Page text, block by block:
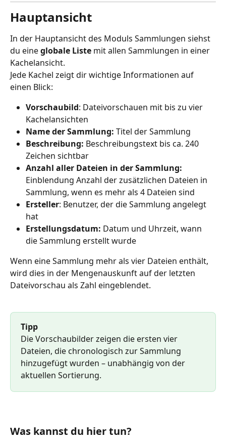
Hauptansicht
In der Hauptansicht des Moduls Sammlungen siehst
du eine globale Liste mit allen Sammlungen in einer
Kachelansicht.
Jede Kachel zeigt dir wichtige Informationen auf
einen Blick:
Vorschaubild: Dateivorschauen mit bis zu vier
Kachelansichten
Name der Sammlung: Titel der Sammlung
Beschreibung: Beschreibungstext bis ca. 240
Zeichen sichtbar
Anzahl aller Dateien in der Sammlung:
Einblendung Anzahl der zusätzlichen Dateien in
Sammlung, wenn es mehr als 4 Dateien sind
Ersteller: Benutzer, der die Sammlung angelegt
hat
Erstellungsdatum: Datum und Uhrzeit, wann
die Sammlung erstellt wurde
Wenn eine Sammlung mehr als vier Dateien enthält,
wird dies in der Mengenauskunft auf der letzten
Dateivorschau als Zahl eingeblendet.
Tipp
Die Vorschaubilder zeigen die ersten vier
Dateien, die chronologisch zur Sammlung
hinzugefügt wurden – unabhängig von der
aktuellen Sortierung.
Was kannst du hier tun?